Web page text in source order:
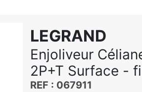
LEGRAND
Enjoliveur
2P+T Surface -
REF : 067911